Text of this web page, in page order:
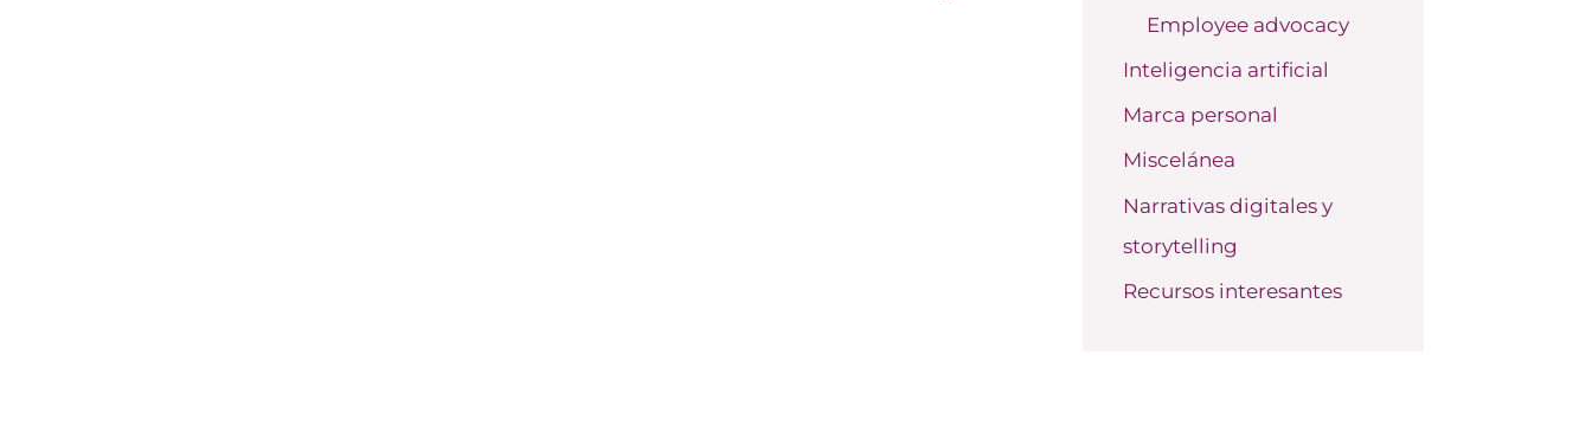
Employee advocacy
Inteligencia artificial
Marca personal
Miscelánea
Narrativas digitales y
storytelling
Recursos interesantes